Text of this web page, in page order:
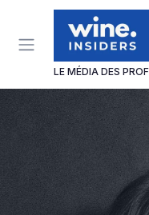
LE MÉDIA DES
Panneau de gestion des